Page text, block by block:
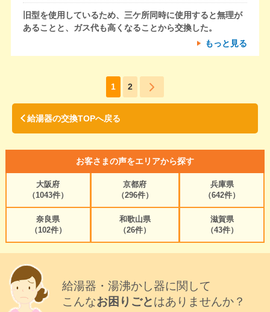
旧型を使用しているため、三ケ所同時に使用すると無理が
あることと、ガス代も高くなることから交換した。
もっと見る
1 2
給湯器の交換TOPへ戻る
お客さまの声をエリアから探す
大阪府
（1043件）
京都府
（296件）
兵庫県
（642件）
奈良県
（102件）
和歌山県
（26件）
滋賀県
（43件）
給湯器・湯沸かし器に関して
こんなお困りごとはありませんか？